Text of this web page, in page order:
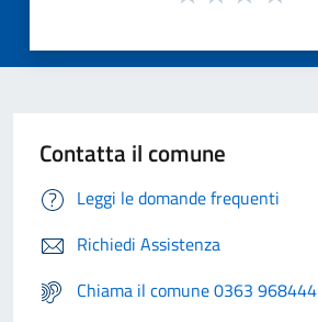
Contatta il comune
Leggi le domande frequenti
Richiedi Assistenza
Chiama il comune 0363 968444